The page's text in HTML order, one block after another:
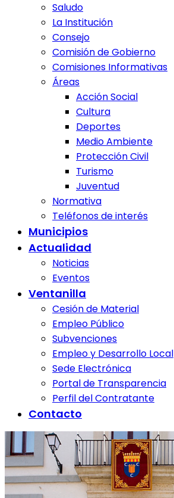
Saludo
La Institución
Consejo
Comisión de Gobierno
Comisiones Informativas
Áreas
Acción Social
Cultura
Deportes
Medio Ambiente
Protección Civil
Turismo
Juventud
Normativa
Teléfonos de interés
Municipios
Actualidad
Noticias
Eventos
Ventanilla
Cesión de Material
Empleo Público
Subvenciones
Empleo y Desarrollo Local
Sede Electrónica
Portal de Transparencia
Perfil del Contratante
Contacto